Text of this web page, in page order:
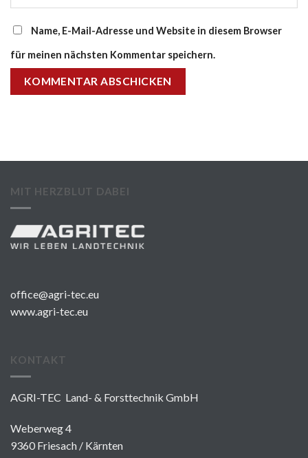
Name, E-Mail-Adresse und Website in diesem Browser
für meinen nächsten Kommentar speichern.
MIT HERZBLUT DABEI
office@agri-tec.eu
www.agri-tec.eu
KONTAKT
AGRI-TEC Land- & Forsttechnik GmbH
Weberweg 4
9360 Friesach / Kärnten